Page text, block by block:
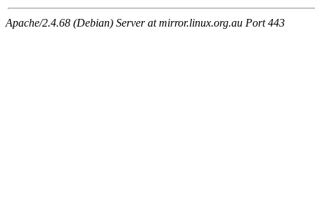
Apache/2.4.68 (Debian) Server at mirror.linux.org.au Port 443